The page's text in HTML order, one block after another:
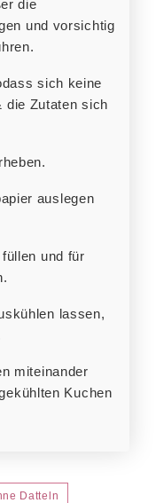
und vorsichtig
die Zutaten sich
Kuchen
Datteln